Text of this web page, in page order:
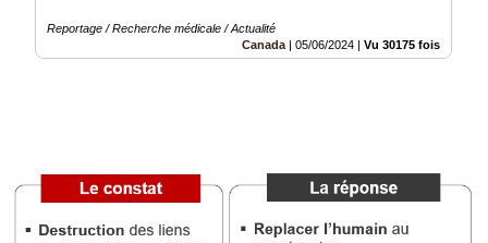
Prémium
éditeur
Reportage / Recherche médicale / Actualité
Canada
05/06/2024 Vu 30175 fois